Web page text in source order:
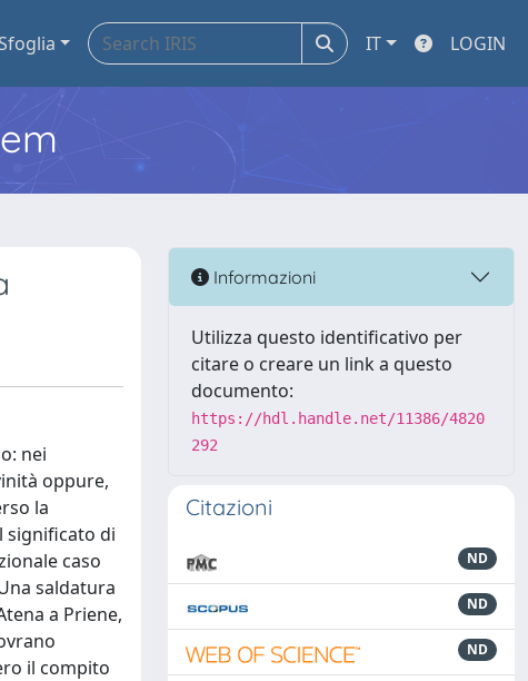
IT LOGIN
nei
oppure,
la
significato di
caso
saldatura
a Priene,
il compito
Informazioni
Utilizza questo identificativo per
citare o creare un link a questo
documento:
https://hdl.handle.net/11386/4820
292
Citazioni
ND
ND
ND